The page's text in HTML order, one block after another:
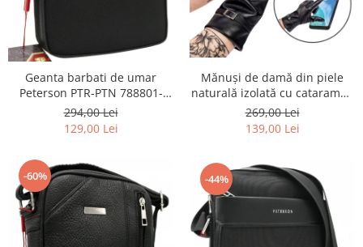
Geanta barbati de umar
Peterson PTR-PTN 788801-
0334 BL
294,00 Lei
129,00 Lei
Mănuși de damă din piele
naturală izolată cu cataramă -
Rovicky PTR-R-RDS-04-O-XL CZ
269,00 Lei
139,00 Lei
-60% -44%